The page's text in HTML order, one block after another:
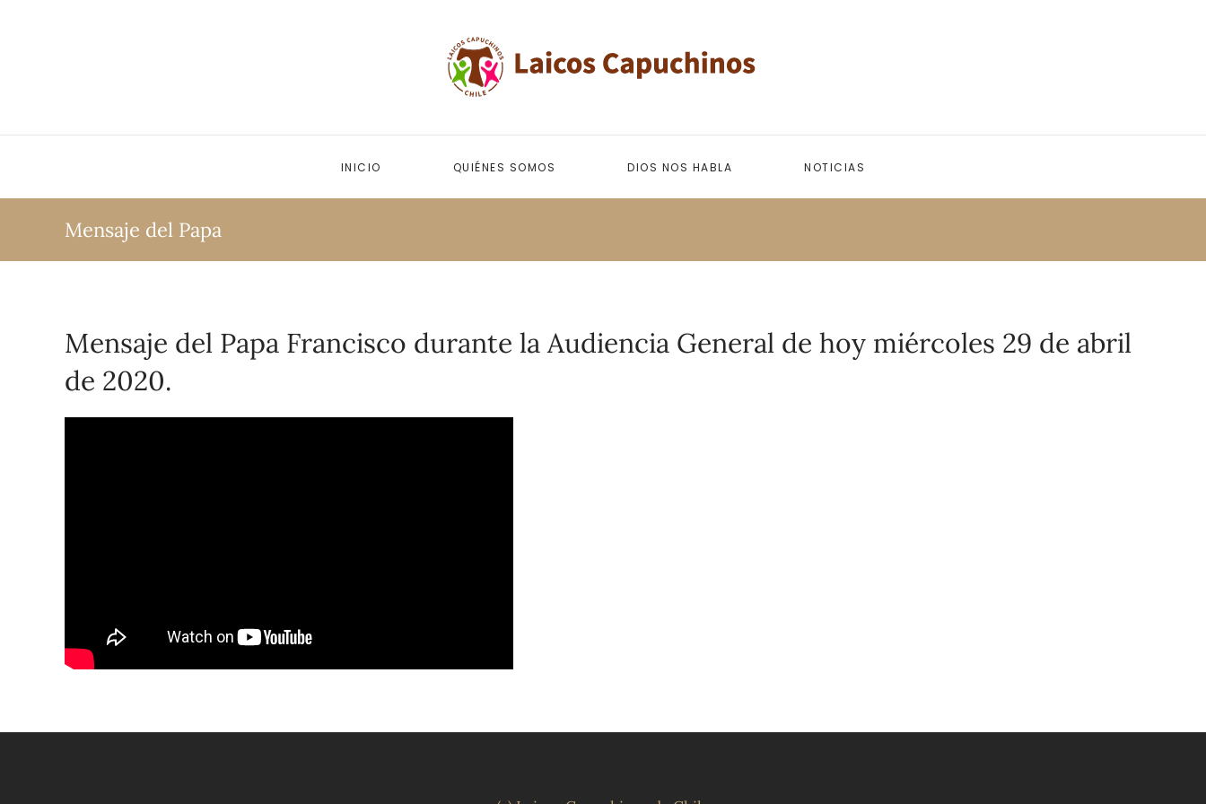
INICIO QUIÉNES SOMOS DIOS NOS HABLA NOTICIAS
Mensaje del Papa
Mensaje del Papa Francisco durante la Audiencia General de hoy miércoles 29 de abril
de 2020.